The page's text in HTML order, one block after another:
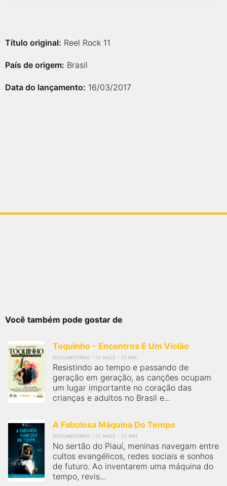
Título original: Reel Rock 11
País de origem: Brasil
Data do lançamento: 16/03/2017
Você também pode gostar de
Toquinho - Encontros E Um Violão
DOCUMENTÁRIO 12 ANOS 75 MIN
Resistindo ao tempo e passando de
geração em geração, as canções ocupam
um lugar importante no coração das
crianças e adultos no Brasil e...
A Fabulosa Máquina Do Tempo
DOCUMENTÁRIO 12 ANOS 72 MIN
No sertão do Piauí, meninas navegam entre
cultos evangélicos, redes sociais e sonhos
de futuro. Ao inventarem uma máquina do
tempo, revis...